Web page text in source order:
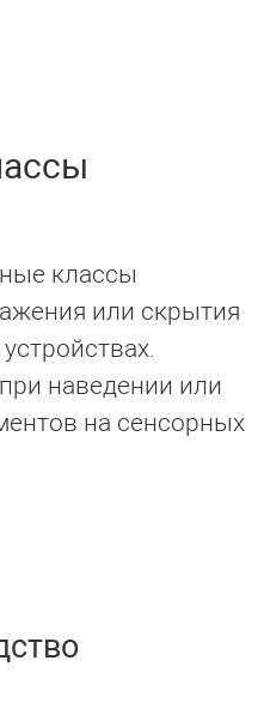
классы
или скрытия
наведении или
на сенсорных